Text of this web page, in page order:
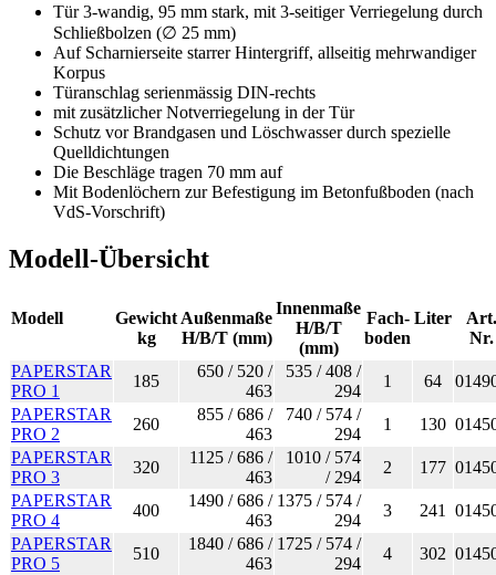
Tür 3-wandig, 95 mm stark, mit 3-seitiger Verriegelung durch
Schließbolzen (∅ 25 mm)
Auf Scharnierseite starrer Hintergriff, allseitig mehrwandiger
Korpus
Türanschlag serienmässig DIN-rechts
mit zusätzlicher Notverriegelung in der Tür
Schutz vor Brandgasen und Löschwasser durch spezielle
Quelldichtungen
Die Beschläge tragen 70 mm auf
Mit Bodenlöchern zur Befestigung im Betonfußboden (nach
VdS-Vorschrift)
Modell-Übersicht
Modell
Gewicht
kg
Außenmaße
H/B/T (mm)
Innenmaße
H/B/T
(mm)
Fach-
boden
Liter
Art.
Nr.
PAPERSTAR
PRO 1
185
650 / 520 /
463
535 / 408 /
294
1 64
PAPERSTAR
PRO 2
260
855 / 686 /
463
740 / 574 /
294
1 130
PAPERSTAR
PRO 3
320
1125 / 686 /
463
1010 / 574
/ 294
2 177
PAPERSTAR
PRO 4
400
1490 / 686 /
463
1375 / 574 /
294
3 241
PAPERSTAR
PRO 5
510
1840 / 686 /
463
1725 / 574 /
294
4 302